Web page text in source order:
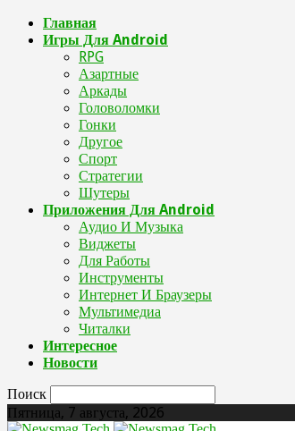
Главная
Игры Для Android
RPG
Азартные
Аркады
Головоломки
Гонки
Другое
Спорт
Стратегии
Шутеры
Приложения Для Android
Аудио И Музыка
Виджеты
Для Работы
Инструменты
Интернет И Браузеры
Мультимедиа
Читалки
Интересное
Новости
Поиск
Пятница, 7 августа, 2026